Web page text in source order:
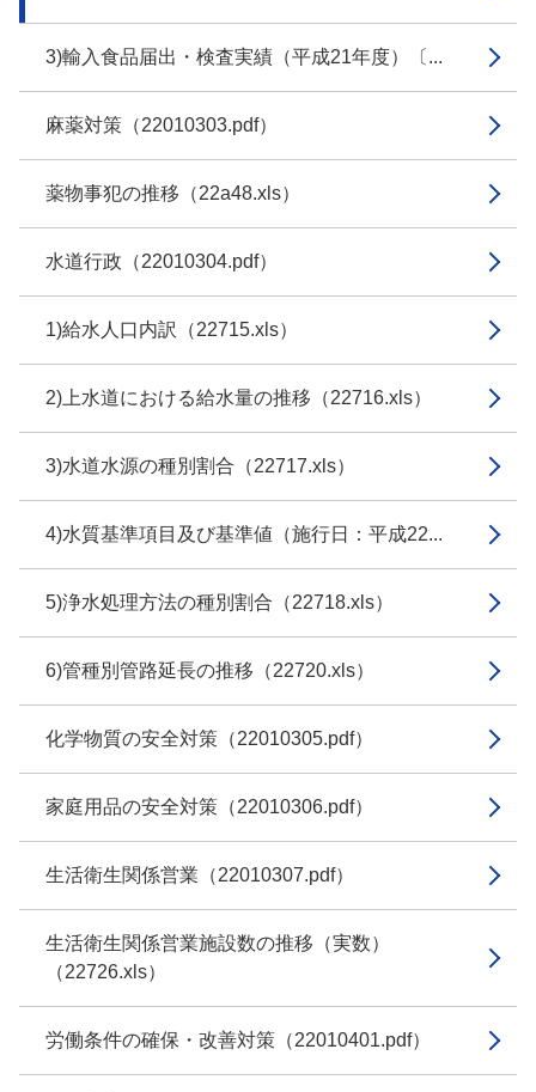
3)輸入食品届出・検査実績（平成21年度）〔...
麻薬対策（22010303.pdf）
薬物事犯の推移（22a48.xls）
水道行政（22010304.pdf）
1)給水人口内訳（22715.xls）
2)上水道における給水量の推移（22716.xls）
3)水道水源の種別割合（22717.xls）
4)水質基準項目及び基準値（施行日：平成22...
5)浄水処理方法の種別割合（22718.xls）
6)管種別管路延長の推移（22720.xls）
化学物質の安全対策（22010305.pdf）
家庭用品の安全対策（22010306.pdf）
生活衛生関係営業（22010307.pdf）
生活衛生関係営業施設数の推移（実数）
（22726.xls）
労働条件の確保・改善対策（22010401.pdf）